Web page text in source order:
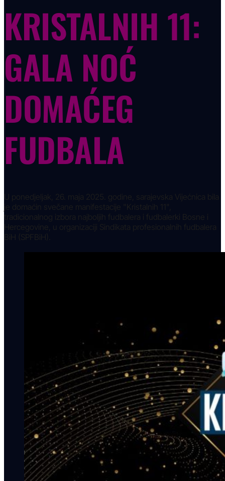
KRISTALNIH 11:
GALA NOĆ
DOMAĆEG
FUDBALA
U ponedjeljak, 26. maja 2025. godine, sarajevska Vijećnica bila
je domaćin svečane manifestacije "Kristalnih 11",
tradicionalnog izbora najboljih fudbalera i fudbalerki Bosne i
Hercegovine, u organizaciji Sindikata profesionalnih fudbalera
BiH (SPFBiH).